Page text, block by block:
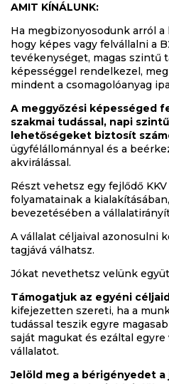
AMIT KÍNÁLUNK:
Ha megbizonyosodunk arról a
hogy képes vagy felvállalni a
tevékenységet, magas szintű
képességgel rendelkezel,
mindent a csomagolóanyag
A meggyőzési képességed
szakmai tudással, napi
lehetőségeket biztosít
ügyfélállománnyal és a
akvirálással.
Részt vehetsz egy fejlődő
folyamatainak a
bevezetésében a
A vállalat céljaival azonosulni
tagjává válhatsz.
Jókat nevethetsz velünk
Támogatjuk az egyéni
kifejezetten szereti, ha a
tudással teszik egyre
saját magukat és ezáltal
vállalatot.
Jelöld meg a bérigényedet